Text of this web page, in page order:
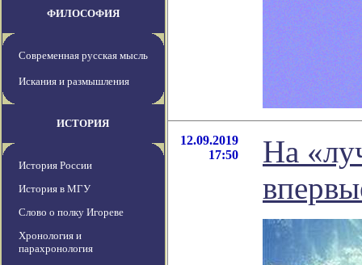
ФИЛОСОФИЯ
Современная русская мысль
Искания и размышления
ИСТОРИЯ
История России
История в МГУ
Слово о полку Игореве
Хронология и
парахронология
12.09.2019
17:50
На